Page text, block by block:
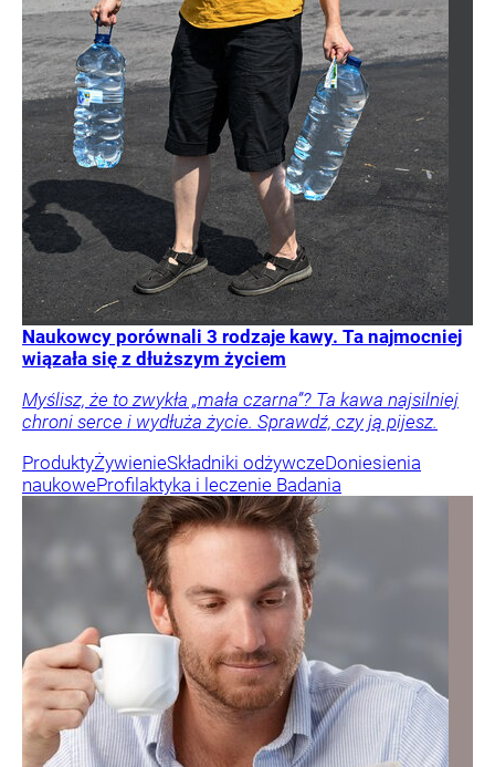
Naukowcy porównali 3 rodzaje kawy. Ta najmocniej
wiązała się z dłuższym życiem
Myślisz, że to zwykła „mała czarna”? Ta kawa najsilniej
chroni serce i wydłuża życie. Sprawdź, czy ją pijesz.
ProduktyŻywienieSkładniki odżywczeDoniesienia
naukoweProfilaktyka i leczenie Badania